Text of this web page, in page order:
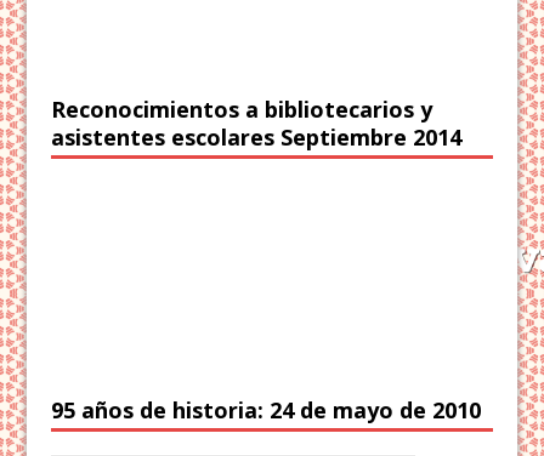
Reconocimientos a bibliotecarios y
asistentes escolares Septiembre 2014
95 años de historia: 24 de mayo de 2010